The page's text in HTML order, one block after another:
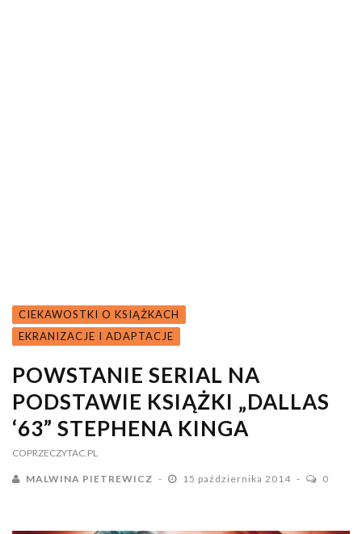
CIEKAWOSTKI O KSIĄŻKACH
EKRANIZACJE I ADAPTACJE
POWSTANIE SERIAL NA
PODSTAWIE KSIĄŻKI „DALLAS
‘63” STEPHENA KINGA
COPRZECZYTAC.PL
MALWINA PIETREWICZ 15 października 2014 0